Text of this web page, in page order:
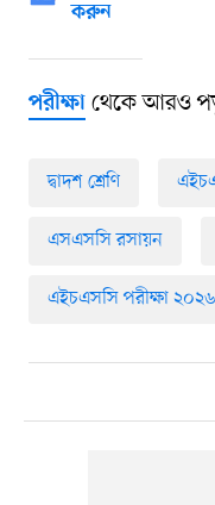
করুন
পরীক্ষাথেকে আরও
দ্বাদশ শ্রেণি
এসএসসি রসায়ন
এইচএসসি পরীক্ষা ২০২৬